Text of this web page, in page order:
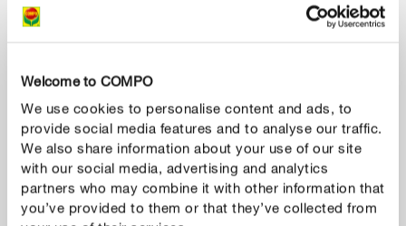
Welcome to COMPO
We use cookies to personalise content and ads, to
provide social media features and to analyse our traffic.
We also share information about your use of our site
with our social media, advertising and analytics
partners who may combine it with other information that
you’ve provided to them or that they’ve collected from